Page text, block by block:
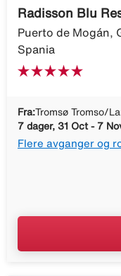
Radisson Blu
Puerto de Mogán,
Spania
Fra:Tromsø Tromso/
7 dager, 31 Oct - 7
Flere avganger og